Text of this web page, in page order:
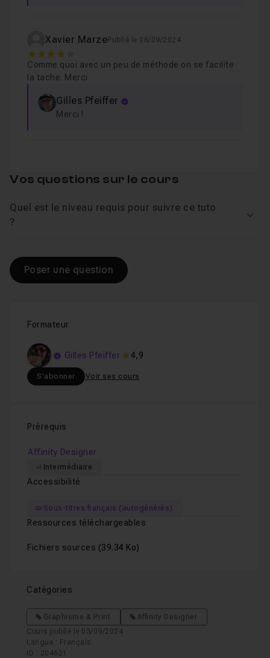
Xavier MarzePublié le 06/09/2024
4
Comme quoi avec un peu de méthode on se facilite
la tache. Merci
Gilles Pfeiffer
Merci !
Formateur
Gilles Pfeiffer 4,9
S'abonner Voir ses cours
Prérequis
Affinity Designer
Intermédiaire
Accessibilité
Sous-titres français (autogénérés)
Ressources téléchargeables
Fichiers sources (39.34 Ko)
Catégories
Graphisme & Print
Affinity Designer
Cours publié le 03/09/2024
Langue : Français
ID : 204621
Vos questions sur le cours
Quel est le niveau requis pour suivre ce tuto
?
Poser une question